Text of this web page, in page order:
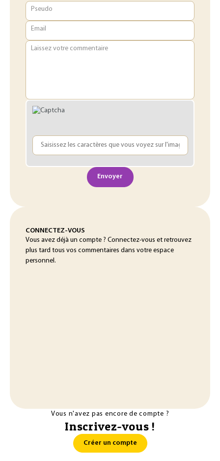
Pseudo
Email
Laissez votre commentaire
Envoyer
CONNECTEZ-VOUS
Vous avez déjà un compte ? Connectez-vous et retrouvez
plus tard tous vos commentaires dans votre espace
personnel.
Vous n'avez pas encore de compte ?
Inscrivez-vous !
Créer un compte